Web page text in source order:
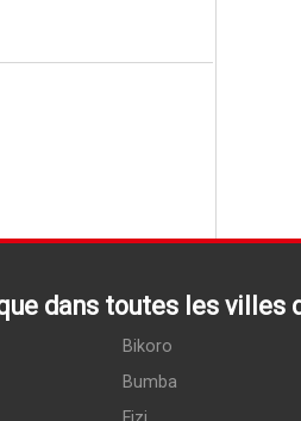
dans toutes les villes
Bikoro
Bumba